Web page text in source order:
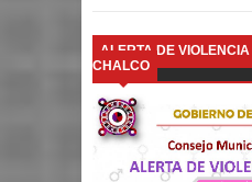
ALERTA DE
CHALCO